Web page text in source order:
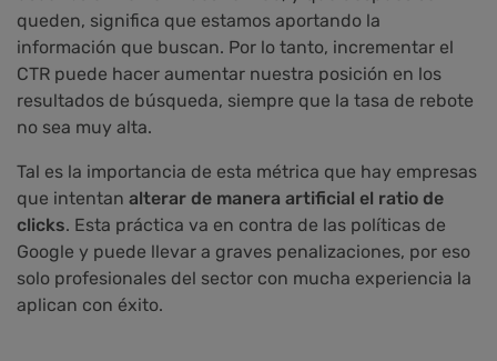
queden, significa que estamos aportando la
información que buscan. Por lo tanto, incrementar el
CTR puede hacer aumentar nuestra posición en los
resultados de búsqueda, siempre que la tasa de rebote
no sea muy alta.
Tal es la importancia de esta métrica que hay empresas
que intentan alterar de manera artificial el ratio de
clicks. Esta práctica va en contra de las políticas de
Google y puede llevar a graves penalizaciones, por eso
solo profesionales del sector con mucha experiencia la
aplican con éxito.